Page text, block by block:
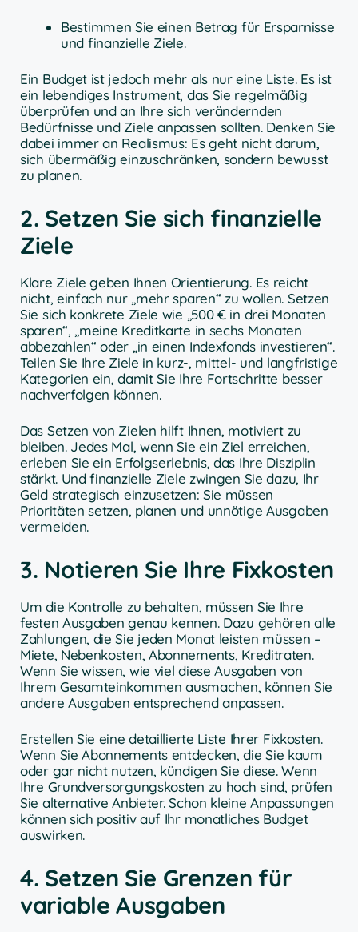
Bestimmen Sie einen Betrag für Ersparnisse
und finanzielle Ziele.
Ein Budget ist jedoch mehr als nur eine Liste. Es ist
ein lebendiges Instrument, das Sie regelmäßig
überprüfen und an Ihre sich verändernden
Bedürfnisse und Ziele anpassen sollten. Denken Sie
dabei immer an Realismus: Es geht nicht darum,
sich übermäßig einzuschränken, sondern bewusst
zu planen.
2. Setzen Sie sich finanzielle
Ziele
Klare Ziele geben Ihnen Orientierung. Es reicht
nicht, einfach nur „mehr sparen“ zu wollen. Setzen
Sie sich konkrete Ziele wie „500 € in drei Monaten
sparen“, „meine Kreditkarte in sechs Monaten
abbezahlen“ oder „in einen Indexfonds investieren“.
Teilen Sie Ihre Ziele in kurz-, mittel- und langfristige
Kategorien ein, damit Sie Ihre Fortschritte besser
nachverfolgen können.
Das Setzen von Zielen hilft Ihnen, motiviert zu
bleiben. Jedes Mal, wenn Sie ein Ziel erreichen,
erleben Sie ein Erfolgserlebnis, das Ihre Disziplin
stärkt. Und finanzielle Ziele zwingen Sie dazu, Ihr
Geld strategisch einzusetzen: Sie müssen
Prioritäten setzen, planen und unnötige Ausgaben
vermeiden.
3. Notieren Sie Ihre Fixkosten
Um die Kontrolle zu behalten, müssen Sie Ihre
festen Ausgaben genau kennen. Dazu gehören alle
Zahlungen, die Sie jeden Monat leisten müssen –
Miete, Nebenkosten, Abonnements, Kreditraten.
Wenn Sie wissen, wie viel diese Ausgaben von
Ihrem Gesamteinkommen ausmachen, können Sie
andere Ausgaben entsprechend anpassen.
Erstellen Sie eine detaillierte Liste Ihrer Fixkosten.
Wenn Sie Abonnements entdecken, die Sie kaum
oder gar nicht nutzen, kündigen Sie diese. Wenn
Ihre Grundversorgungskosten zu hoch sind, prüfen
Sie alternative Anbieter. Schon kleine Anpassungen
können sich positiv auf Ihr monatliches Budget
auswirken.
4. Setzen Sie Grenzen für
variable Ausgaben